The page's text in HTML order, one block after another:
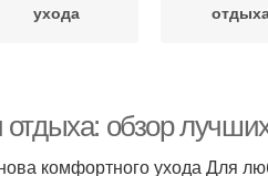
ухода
обзор
комфортного ухода Для